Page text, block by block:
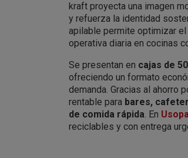
kraft proyecta una imagen
y refuerza la identidad
apilable permite optimizar
operativa diaria en cocinas
Se presentan en cajas de
ofreciendo un formato
demanda. Gracias al ahorro
rentable para bares,
de comida rápida. En
reciclables y con entrega